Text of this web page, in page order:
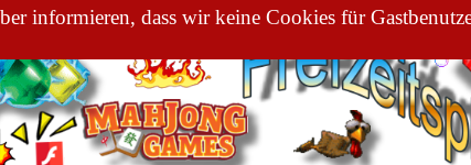
informieren, dass wir keine Cookies für